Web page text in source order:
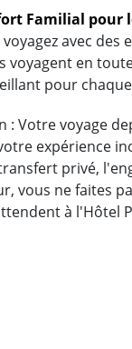
Familial pour
avec
voyagent en
pour
: Votre voyage
expérience
privé,
vous ne faites
à l'Hôtel